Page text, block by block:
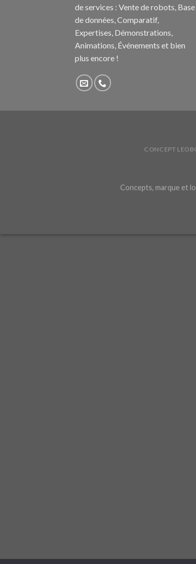
de services : Vente de robots, Base
de données, Comparatif,
Expertises, Démonstrations,
Animations, Événements et bien
plus encore !
CONCEPT
Concepts, marque et